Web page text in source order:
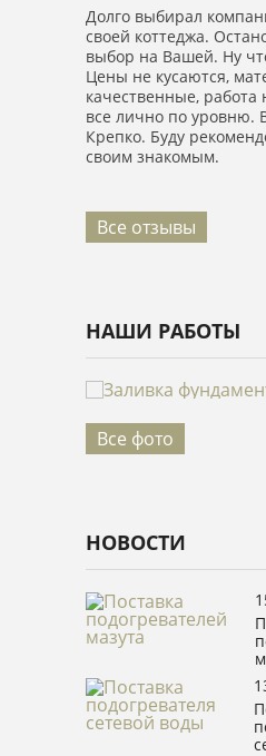
Долго выбирал
своей коттеджа.
выбор на Вашей. Ну
Цены не кусаются,
качественные,
все лично по уровню.
Крепко. Буду
своим знакомым.
Все отзывы
НАШИ РАБОТЫ
Все фото
НОВОСТИ